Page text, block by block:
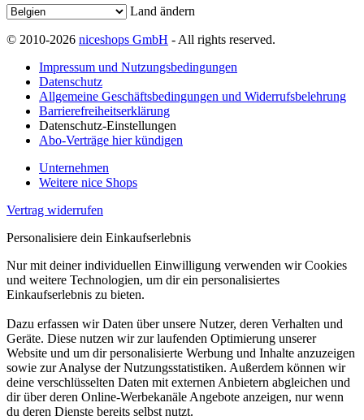
Land ändern
© 2010-2026 niceshops GmbH - All rights reserved.
Impressum und Nutzungsbedingungen
Datenschutz
Allgemeine Geschäftsbedingungen und Widerrufsbelehrung
Barrierefreiheitserklärung
Datenschutz-Einstellungen
Abo-Verträge hier kündigen
Unternehmen
Weitere nice Shops
Vertrag widerrufen
Personalisiere dein Einkaufserlebnis
Nur mit deiner individuellen Einwilligung verwenden wir Cookies
und weitere Technologien, um dir ein personalisiertes
Einkaufserlebnis zu bieten.
Dazu erfassen wir Daten über unsere Nutzer, deren Verhalten und
Geräte. Diese nutzen wir zur laufenden Optimierung unserer
Website und um dir personalisierte Werbung und Inhalte anzuzeigen
sowie zur Analyse der Nutzungsstatistiken. Außerdem können wir
deine verschlüsselten Daten mit externen Anbietern abgleichen und
dir über deren Online-Werbekanäle Angebote anzeigen, nur wenn
du deren Dienste bereits selbst nutzt.